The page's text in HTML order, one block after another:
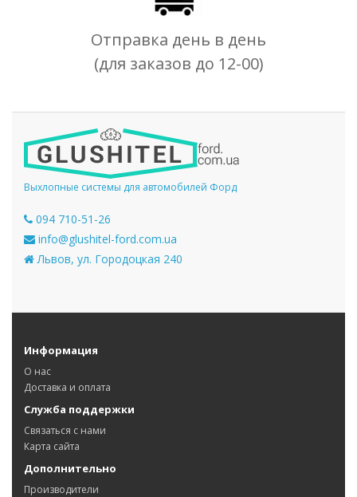
Отправка день в день
(для заказов до 12-00)
Выхлопные системы для автомобилей Форд
094 710-51-26
info@glushitel-ford.com.ua
Львов, ул. Городоцкая 240
Информация
О нас
Доставка и оплата
Служба поддержки
Связаться с нами
Карта сайта
Дополнительно
Производители